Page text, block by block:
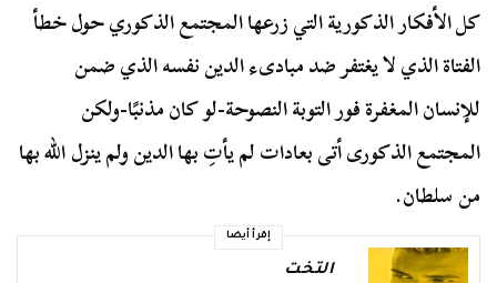
كل الأفكار الذكورية التي زرعها المجتمع الذكوري حول خطأ
الفتاة الذي لا يغتفر ضد مبادىء الدين نفسه الذي ضمن
للإنسان المغفرة فور التوبة النصوحة-لو كان مذنبًا-ولكن
المجتمع الذكورى أتى بعادات لم يأتِ بها الدين ولم ينزل الله بها
من سلطان.
إقرأ أيضا
التخت